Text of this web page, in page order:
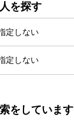
を探す
定しない
定しない
をしています